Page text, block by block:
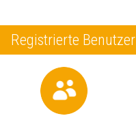
Registrierte Benutzer